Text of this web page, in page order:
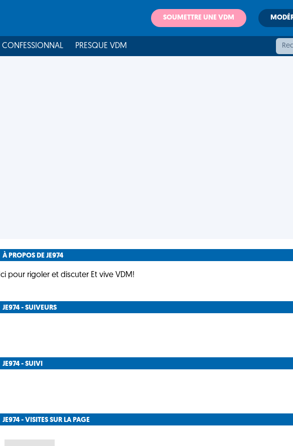
SOUMETTRE UNE VDM
CONFESSIONNAL PRESQUE VDM
À PROPOS DE JE974
Ici pour rigoler et discuter Et vive VDM!
JE974 - SUIVEURS
JE974 - SUIVI
JE974 - VISITES SUR LA PAGE